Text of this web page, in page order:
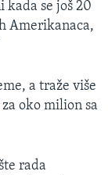
kada se još 20
Amerikanaca,
a traže više
oko milion sa
rada